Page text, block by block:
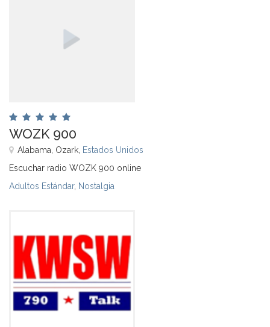
WOZK 900
Alabama, Ozark, Estados Unidos
Escuchar radio WOZK 900 online
Adultos Estándar, Nostalgia